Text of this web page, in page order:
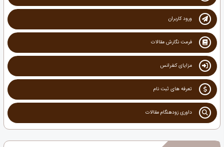
ورود کاربران
فرمت نگارش مقالات
مزایای کنفرانس
تعرفه های ثبت نام
داوری زودهنگام مقالات